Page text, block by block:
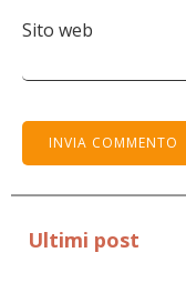
Sito web
Ultimi post